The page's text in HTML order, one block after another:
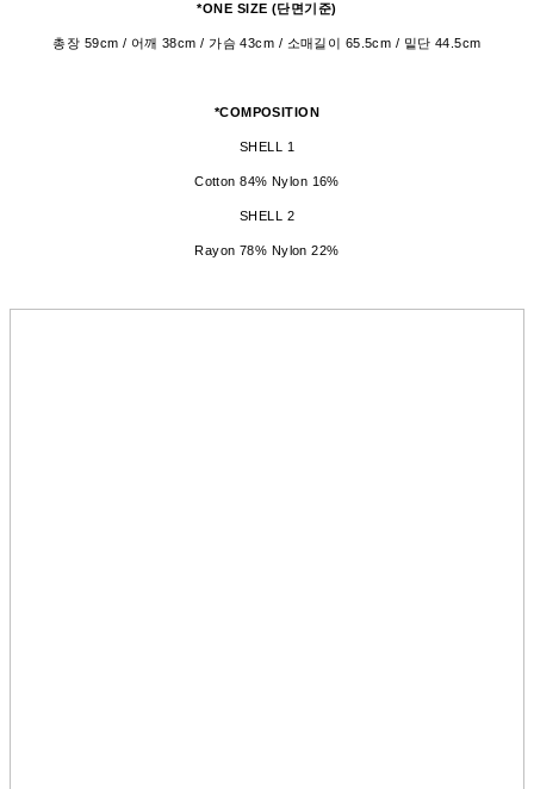
*ONE SIZE (단면기준)
총장 59cm / 어깨 38cm / 가슴 43cm / 소매길이 65.5cm / 밑단 44.5cm
*COMPOSITION
SHELL 1
Cotton 84% Nylon 16%
SHELL 2
Rayon 78% Nylon 22%